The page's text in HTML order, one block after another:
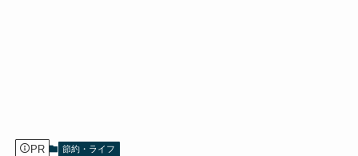
PR 節約・ライフ